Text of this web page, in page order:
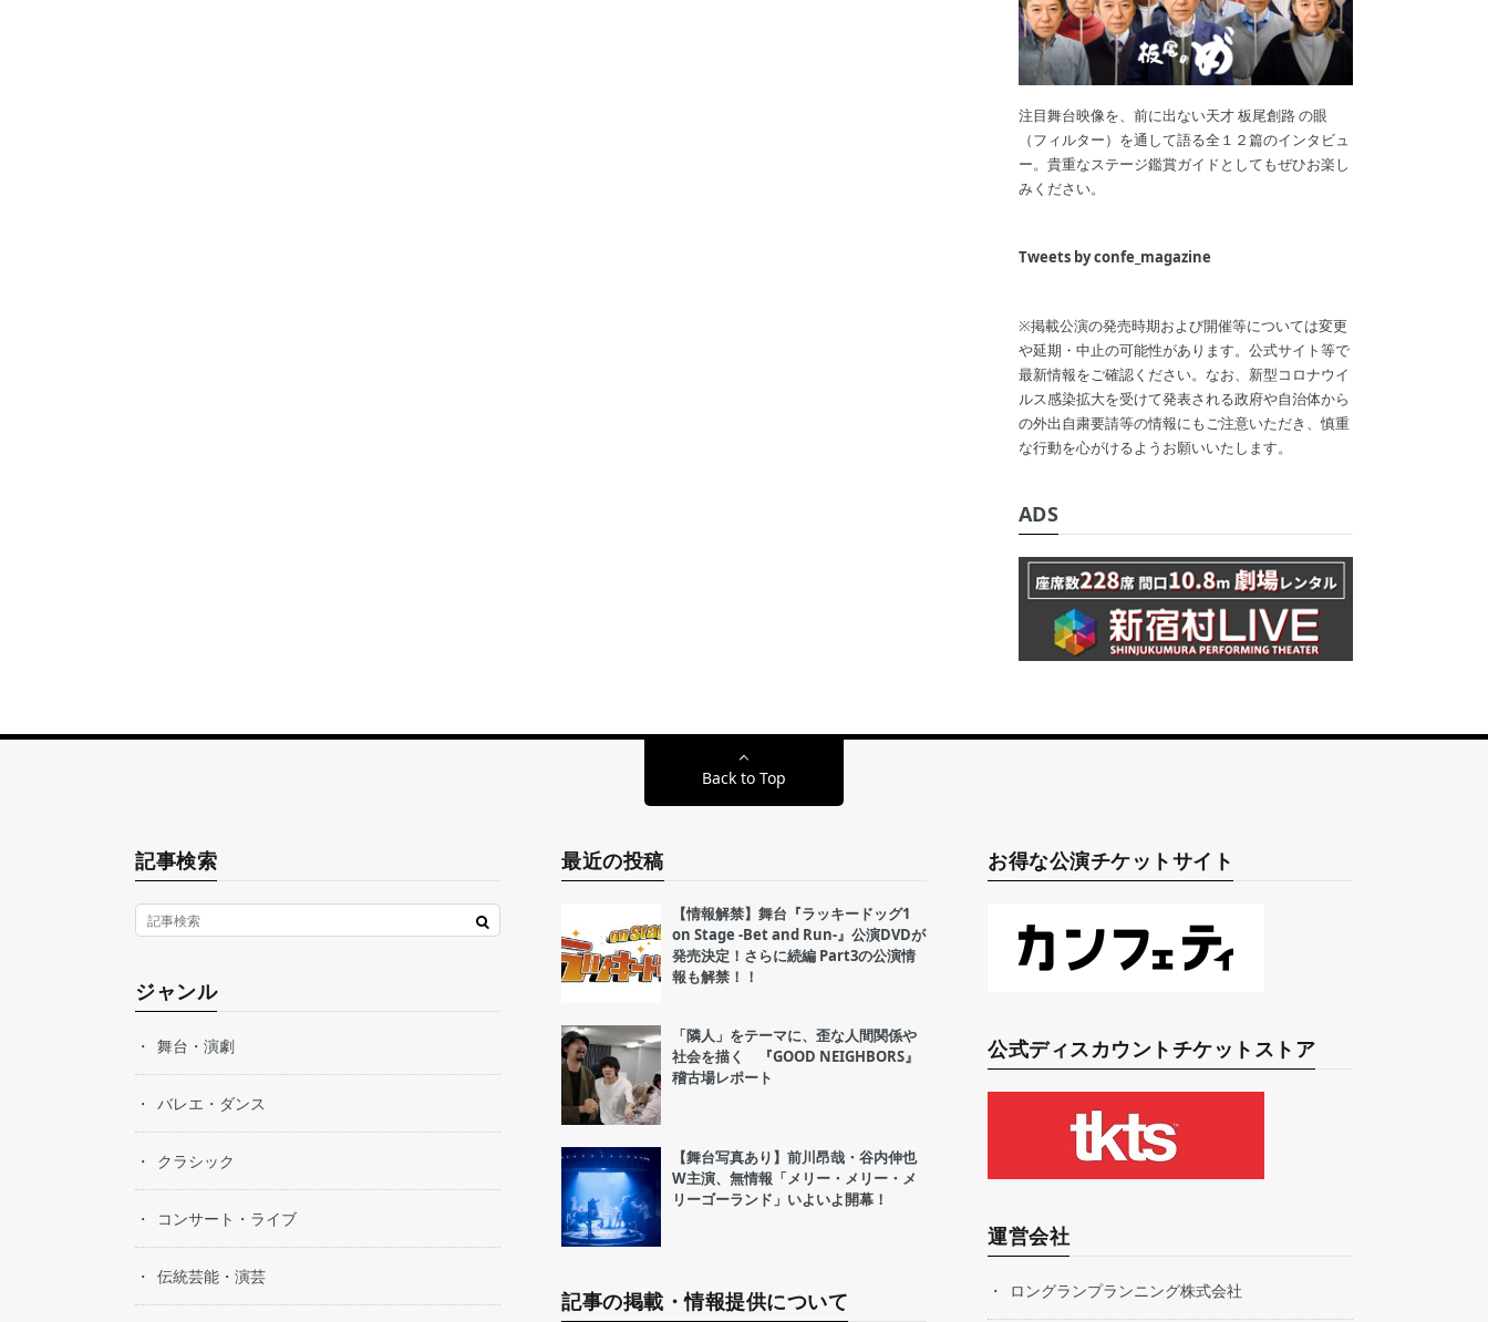
注目舞台映像を、前に出ない天才 板尾創路 の眼
（フィルター）を通して語る全１２篇のインタビュ
ー。貴重なステージ鑑賞ガイドとしてもぜひお楽し
みください。
Tweets by confe_magazine
※掲載公演の発売時期および開催等については変更
や延期・中止の可能性があります。公式サイト等で
最新情報をご確認ください。なお、新型コロナウイ
ルス感染拡大を受けて発表される政府や自治体から
の外出自粛要請等の情報にもご注意いただき、慎重
な行動を心がけるようお願いいたします。
ADS
Back to Top
記事検索
ジャンル
舞台・演劇
バレエ・ダンス
クラシック
コンサート・ライブ
伝統芸能・演芸
最近の投稿
【情報解禁】舞台『ラッキードッグ1
on Stage -Bet and Run-』公演DVDが
発売決定！さらに続編 Part3の公演情
報も解禁！！
「隣人」をテーマに、歪な人間関係や
社会を描く 『GOOD NEIGHBORS』
稽古場レポート
【舞台写真あり】前川昂哉・谷内伸也
W主演、無情報「メリー・メリー・メ
リーゴーランド」いよいよ開幕！
記事の掲載・情報提供について
お得な公演チケットサイト
公式ディスカウントチケットストア
運営会社
ロングランプランニング株式会社